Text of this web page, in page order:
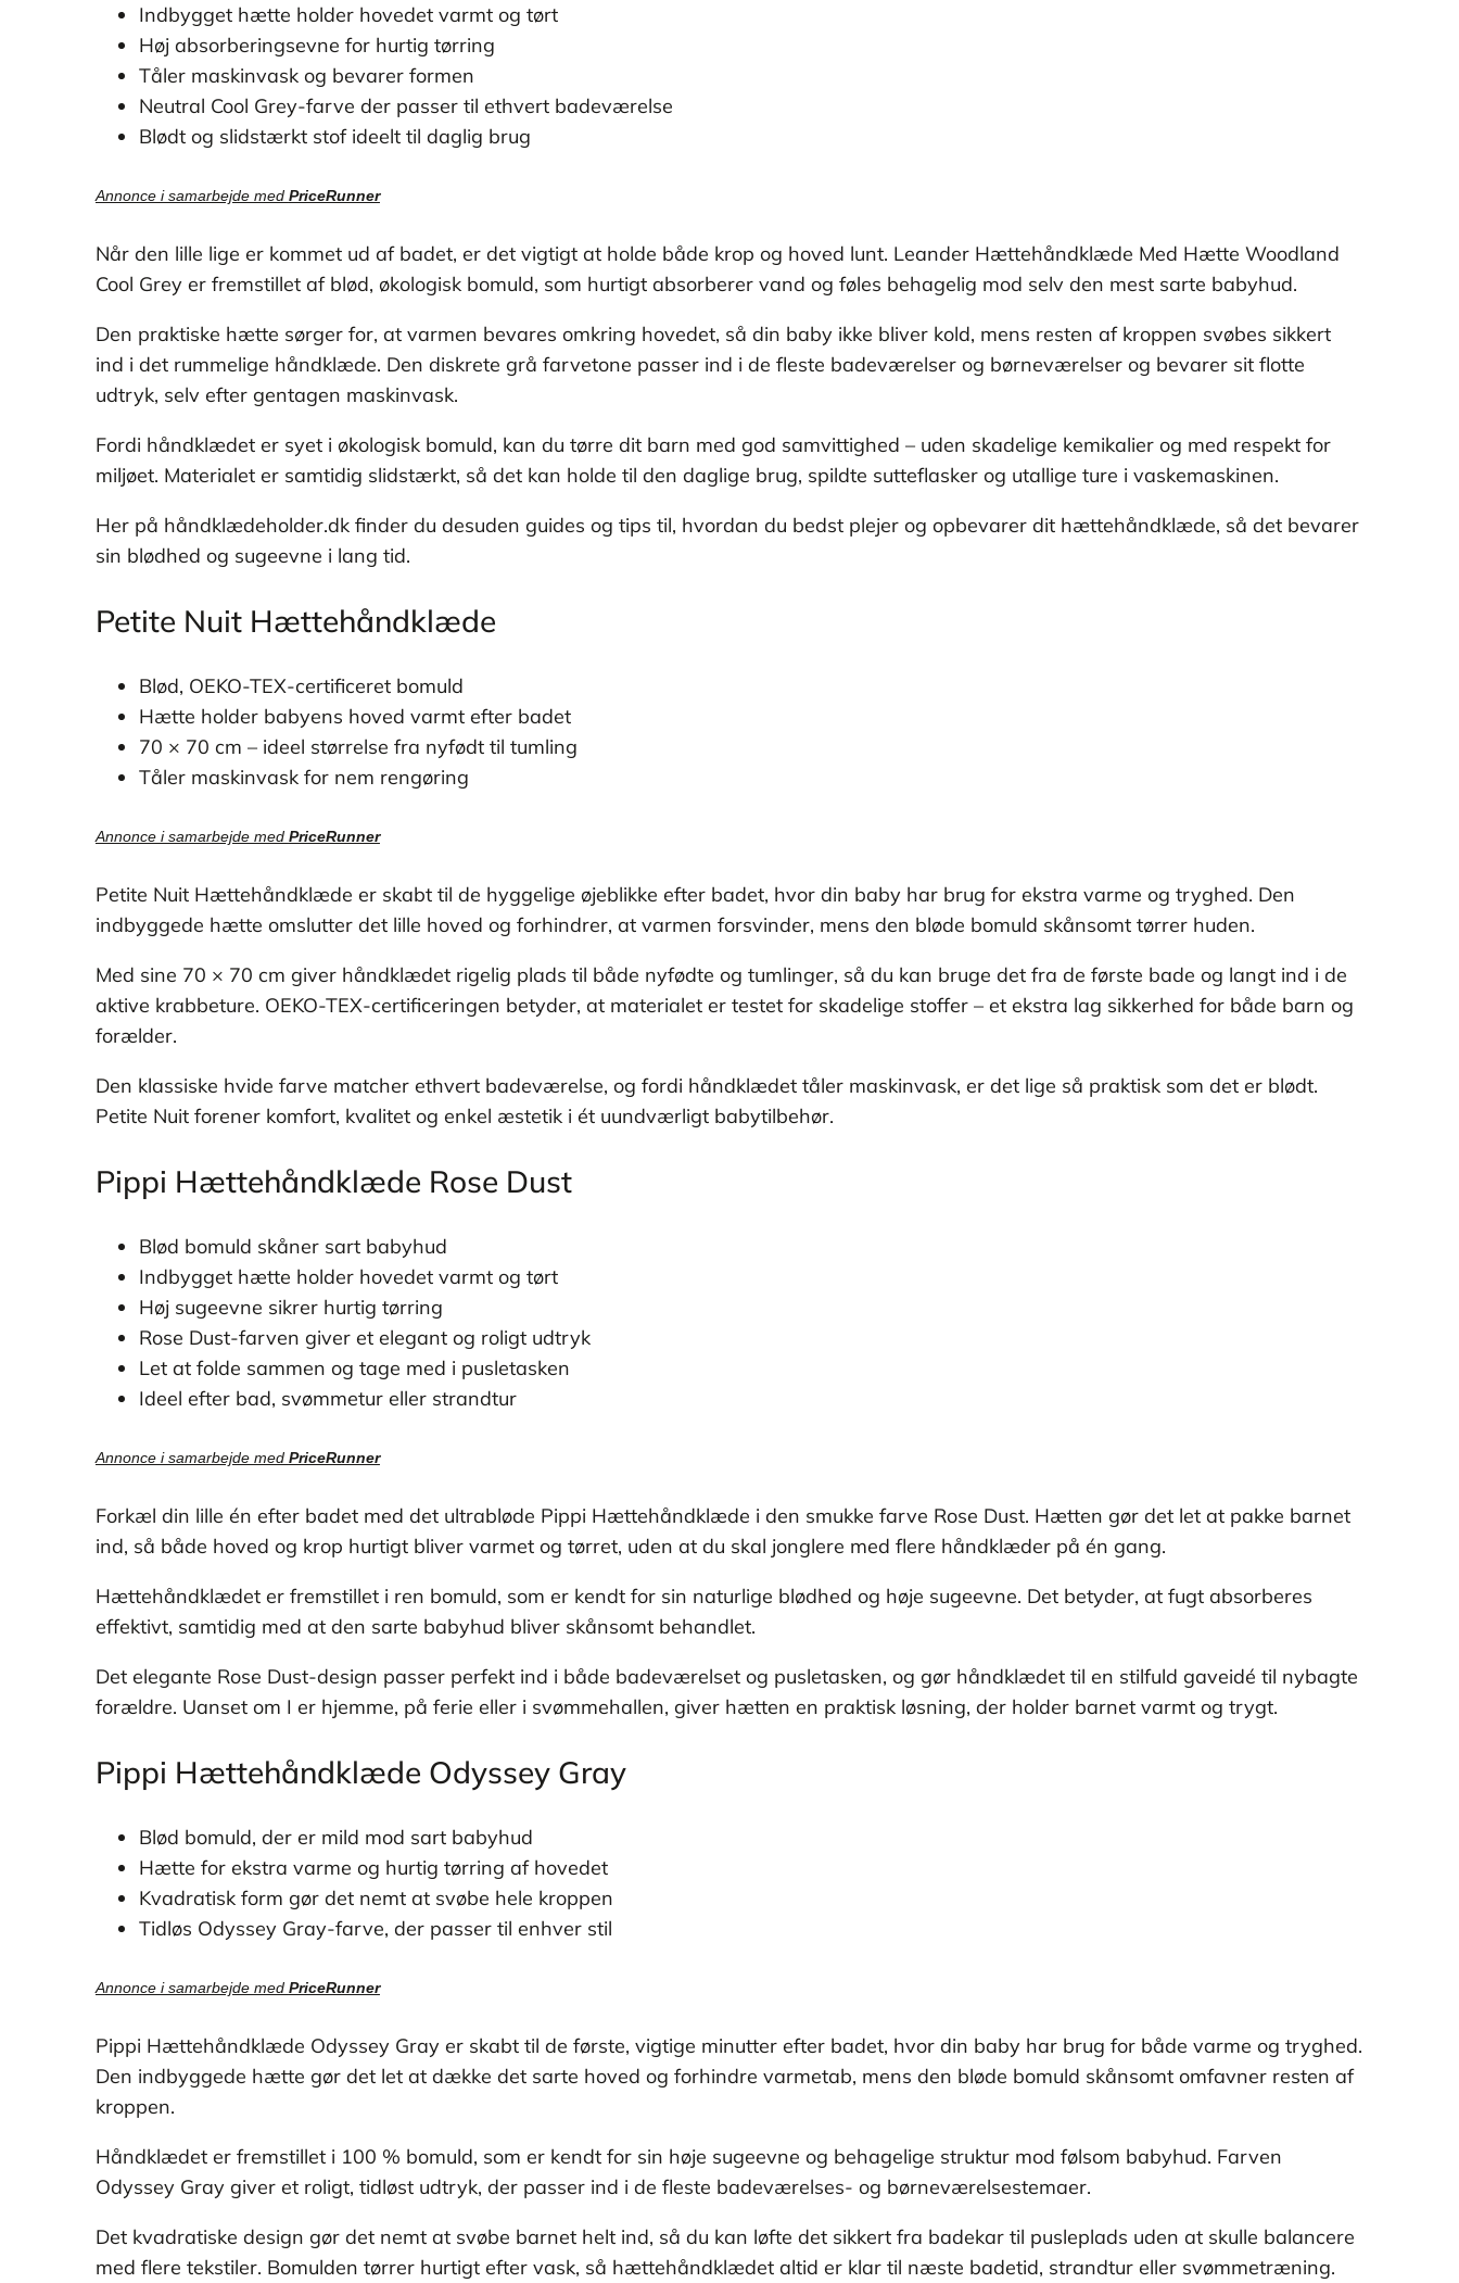
Indbygget hætte holder hovedet varmt og tørt
Høj absorberingsevne for hurtig tørring
Tåler maskinvask og bevarer formen
Neutral Cool Grey-farve der passer til ethvert badeværelse
Blødt og slidstærkt stof ideelt til daglig brug
Annonce i samarbejde med PriceRunner
Når den lille lige er kommet ud af badet, er det vigtigt at holde både krop og hoved lunt. Leander Hættehåndklæde Med Hætte Woodland
Cool Grey er fremstillet af blød, økologisk bomuld, som hurtigt absorberer vand og føles behagelig mod selv den mest sarte babyhud.
Den praktiske hætte sørger for, at varmen bevares omkring hovedet, så din baby ikke bliver kold, mens resten af kroppen svøbes sikkert
ind i det rummelige håndklæde. Den diskrete grå farvetone passer ind i de fleste badeværelser og børneværelser og bevarer sit flotte
udtryk, selv efter gentagen maskinvask.
Fordi håndklædet er syet i økologisk bomuld, kan du tørre dit barn med god samvittighed – uden skadelige kemikalier og med respekt for
miljøet. Materialet er samtidig slidstærkt, så det kan holde til den daglige brug, spildte sutteflasker og utallige ture i vaskemaskinen.
Her på håndklædeholder.dk finder du desuden guides og tips til, hvordan du bedst plejer og opbevarer dit hættehåndklæde, så det bevarer
sin blødhed og sugeevne i lang tid.
Petite Nuit Hættehåndklæde
Blød, OEKO-TEX-certificeret bomuld
Hætte holder babyens hoved varmt efter badet
70 × 70 cm – ideel størrelse fra nyfødt til tumling
Tåler maskinvask for nem rengøring
Annonce i samarbejde med PriceRunner
Petite Nuit Hættehåndklæde er skabt til de hyggelige øjeblikke efter badet, hvor din baby har brug for ekstra varme og tryghed. Den
indbyggede hætte omslutter det lille hoved og forhindrer, at varmen forsvinder, mens den bløde bomuld skånsomt tørrer huden.
Med sine 70 × 70 cm giver håndklædet rigelig plads til både nyfødte og tumlinger, så du kan bruge det fra de første bade og langt ind i de
aktive krabbeture. OEKO-TEX-certificeringen betyder, at materialet er testet for skadelige stoffer – et ekstra lag sikkerhed for både barn og
forælder.
Den klassiske hvide farve matcher ethvert badeværelse, og fordi håndklædet tåler maskinvask, er det lige så praktisk som det er blødt.
Petite Nuit forener komfort, kvalitet og enkel æstetik i ét uundværligt babytilbehør.
Pippi Hættehåndklæde Rose Dust
Blød bomuld skåner sart babyhud
Indbygget hætte holder hovedet varmt og tørt
Høj sugeevne sikrer hurtig tørring
Rose Dust-farven giver et elegant og roligt udtryk
Let at folde sammen og tage med i pusletasken
Ideel efter bad, svømmetur eller strandtur
Annonce i samarbejde med PriceRunner
Forkæl din lille én efter badet med det ultrabløde Pippi Hættehåndklæde i den smukke farve Rose Dust. Hætten gør det let at pakke barnet
ind, så både hoved og krop hurtigt bliver varmet og tørret, uden at du skal jonglere med flere håndklæder på én gang.
Hættehåndklædet er fremstillet i ren bomuld, som er kendt for sin naturlige blødhed og høje sugeevne. Det betyder, at fugt absorberes
effektivt, samtidig med at den sarte babyhud bliver skånsomt behandlet.
Det elegante Rose Dust-design passer perfekt ind i både badeværelset og pusletasken, og gør håndklædet til en stilfuld gaveidé til nybagte
forældre. Uanset om I er hjemme, på ferie eller i svømmehallen, giver hætten en praktisk løsning, der holder barnet varmt og trygt.
Pippi Hættehåndklæde Odyssey Gray
Blød bomuld, der er mild mod sart babyhud
Hætte for ekstra varme og hurtig tørring af hovedet
Kvadratisk form gør det nemt at svøbe hele kroppen
Tidløs Odyssey Gray-farve, der passer til enhver stil
Annonce i samarbejde med PriceRunner
Pippi Hættehåndklæde Odyssey Gray er skabt til de første, vigtige minutter efter badet, hvor din baby har brug for både varme og tryghed.
Den indbyggede hætte gør det let at dække det sarte hoved og forhindre varmetab, mens den bløde bomuld skånsomt omfavner resten af
kroppen.
Håndklædet er fremstillet i 100 % bomuld, som er kendt for sin høje sugeevne og behagelige struktur mod følsom babyhud. Farven
Odyssey Gray giver et roligt, tidløst udtryk, der passer ind i de fleste badeværelses- og børneværelsestemaer.
Det kvadratiske design gør det nemt at svøbe barnet helt ind, så du kan løfte det sikkert fra badekar til pusleplads uden at skulle balancere
med flere tekstiler. Bomulden tørrer hurtigt efter vask, så hættehåndklædet altid er klar til næste badetid, strandtur eller svømmetræning.